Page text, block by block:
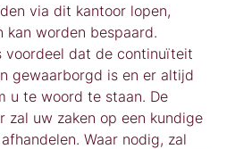
via dit kantoor lopen,
kan worden bespaard.
voordeel dat de continuïteit
gewaarborgd is en er altijd
u te woord te staan. De
zal uw zaken op een kundige
Waar nodig, zal